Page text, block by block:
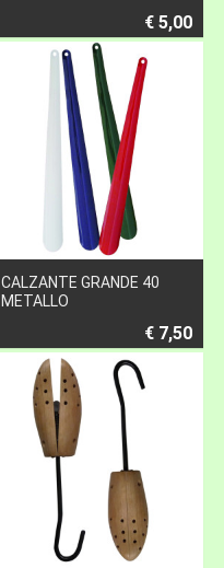
€ 5,00
CALZANTE GRANDE 40
METALLO
€ 7,50